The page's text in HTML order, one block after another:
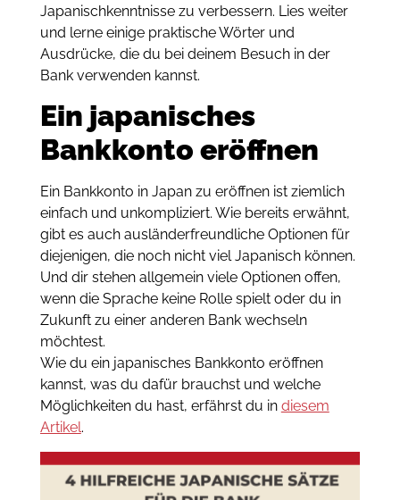
Japanischkenntnisse zu verbessern. Lies weiter
und lerne einige praktische Wörter und
Ausdrücke, die du bei deinem Besuch in der
Bank verwenden kannst.
Ein japanisches
Bankkonto eröffnen
Ein Bankkonto in Japan zu eröffnen ist ziemlich
einfach und unkompliziert. Wie bereits erwähnt,
gibt es auch ausländerfreundliche Optionen für
diejenigen, die noch nicht viel Japanisch können.
Und dir stehen allgemein viele Optionen offen,
wenn die Sprache keine Rolle spielt oder du in
Zukunft zu einer anderen Bank wechseln
möchtest.
Wie du ein japanisches Bankkonto eröffnen
kannst, was du dafür brauchst und welche
Möglichkeiten du hast, erfährst du in diesem
Artikel.